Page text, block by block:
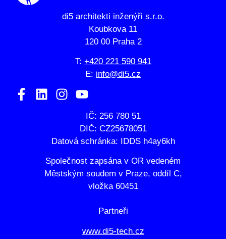
di5 architekti inženýři s.r.o.
Koubkova 11
120 00 Praha 2
T: +420 221 590 941
E: info@di5.cz
IČ: 256 780 51
DIČ: CZ25678051
Datová schránka: IDDS h4ay6kh
Společnost zapsána v OR vedeném
Městským soudem v Praze, oddíl C,
vložka 60451
Partneři
www.di5-tech.cz